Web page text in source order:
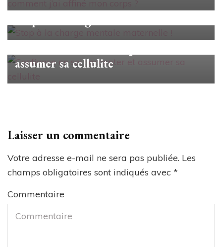
confiance en soi
assumer sa cellulite
Laisser un commentaire
Votre adresse e-mail ne sera pas publiée. Les
champs obligatoires sont indiqués avec *
Commentaire